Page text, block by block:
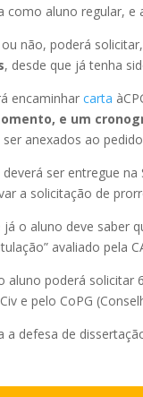
como aluno regular, e
não, poderá
, desde que já tenha
encaminharcarta
e um
anexados ao
ser entregue na
a solicitação de
já o aluno deve saber
avaliado pela
aluno poderá solicitar
e pelo CoPG
a defesa de